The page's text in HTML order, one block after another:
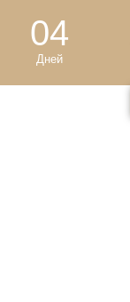
04
Дней